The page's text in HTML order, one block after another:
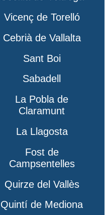
Vicenç de Torelló
Cebrià de Vallalta
Sant Boi
Sabadell
La Pobla de
Claramunt
La Llagosta
Fost de
Campsentelles
Quirze del Vallès
Quintí de Mediona